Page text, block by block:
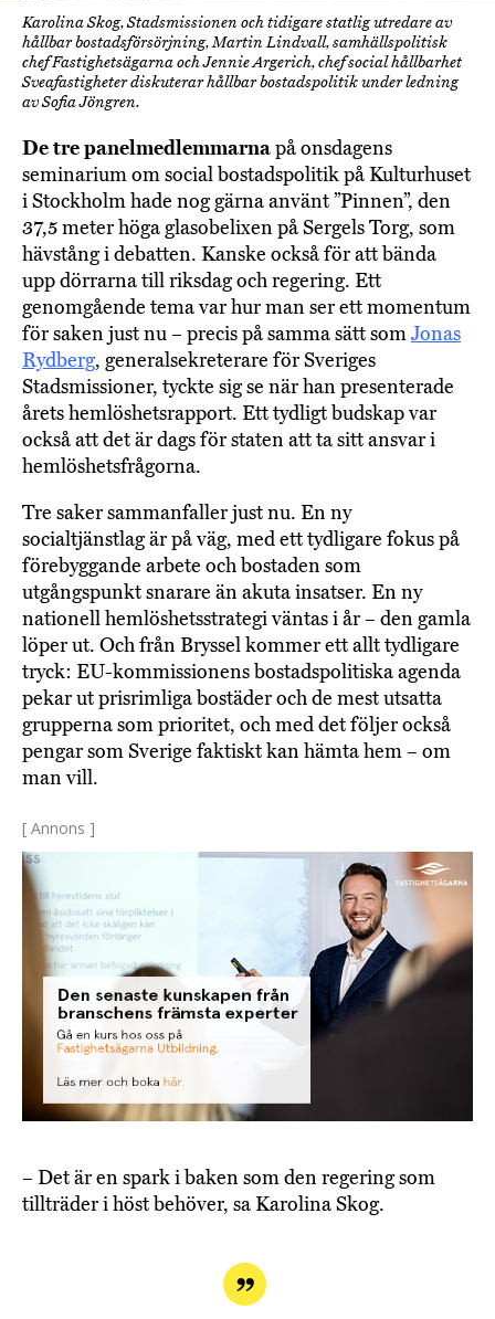
Karolina Skog, Stadsmissionen och tidigare statlig utredare av
hållbar bostadsförsörjning, Martin Lindvall, samhällspolitisk
chef Fastighetsägarna och Jennie Argerich, chef social hållbarhet
Sveafastigheter diskuterar hållbar bostadspolitik under ledning
av Sofia Jöngren.
De tre panelmedlemmarnapå onsdagens
seminarium om social bostadspolitik på Kulturhuset
i Stockholm hade nog gärna använt ”Pinnen”, den
37,5 meter höga glasobelixen på Sergels Torg, som
hävstång i debatten. Kanske också för att bända
upp dörrarna till riksdag och regering. Ett
genomgående tema var hur man ser ett momentum
för saken just nu – precis på samma sätt somJonas
Rydberg, generalsekreterare för Sveriges
Stadsmissioner, tyckte sig se när han presenterade
årets hemlöshetsrapport. Ett tydligt budskap var
också att det är dags för staten att ta sitt ansvar i
hemlöshetsfrågorna.
Tre saker sammanfaller just nu. En ny
socialtjänstlag är på väg, med ett tydligare fokus på
förebyggande arbete och bostaden som
utgångspunkt snarare än akuta insatser. En ny
nationell hemlöshetsstrategi väntas i år – den gamla
löper ut. Och från Bryssel kommer ett allt tydligare
tryck: EU-kommissionens bostadspolitiska agenda
pekar ut prisrimliga bostäder och de mest utsatta
grupperna som prioritet, och med det följer också
pengar som Sverige faktiskt kan hämta hem – om
man vill.
[ Annons ]
– Det är en spark i baken som den regering som
tillträder i höst behöver, sa Karolina Skog.